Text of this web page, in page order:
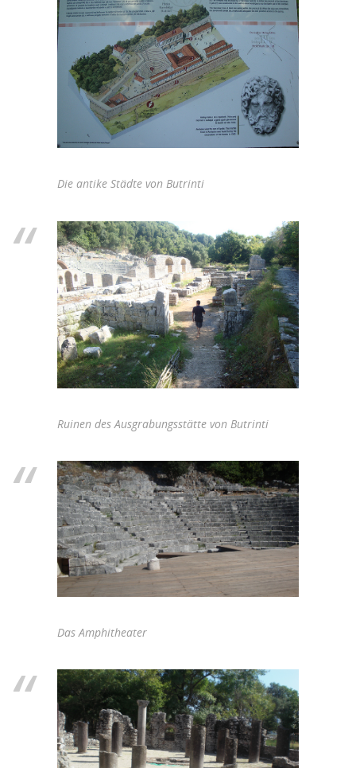
Die antike Städte von Butrinti
Ruinen des Ausgrabungsstätte von Butrinti
Das Amphitheater